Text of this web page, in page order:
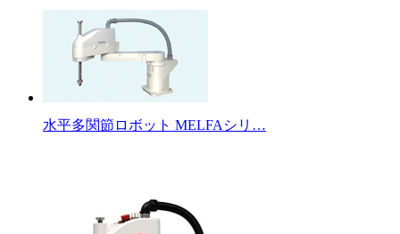
水平多関節ロボット MELFAシリ…